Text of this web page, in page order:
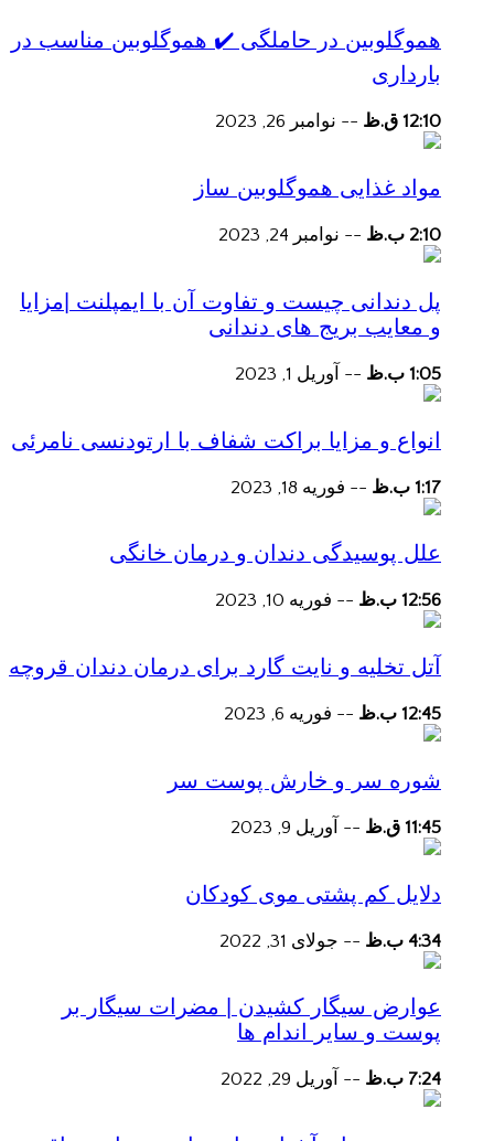
هموگلوبین در حاملگی ✔️ هموگلوبین مناسب در
بارداری
12:10 ق.ظ -- نوامبر 26, 2023
مواد غذایی هموگلوبین ساز
2:10 ب.ظ -- نوامبر 24, 2023
پل دندانی چیست و تفاوت آن با ایمپلنت |مزایا
و معایب بریج های دندانی
1:05 ب.ظ -- آوریل 1, 2023
انواع و مزایا براکت شفاف با ارتودنسی نامرئی
1:17 ب.ظ -- فوریه 18, 2023
علل پوسیدگی دندان و درمان خانگی
12:56 ب.ظ -- فوریه 10, 2023
آتل تخلیه و نایت گارد برای درمان دندان قروچه
12:45 ب.ظ -- فوریه 6, 2023
شوره سر و خارش پوست سر
11:45 ق.ظ -- آوریل 9, 2023
دلایل کم پشتی موی کودکان
4:34 ب.ظ -- جولای 31, 2022
عوارض سیگار کشیدن | مضرات سیگار بر
پوست و سایر اندام ها
7:24 ب.ظ -- آوریل 29, 2022